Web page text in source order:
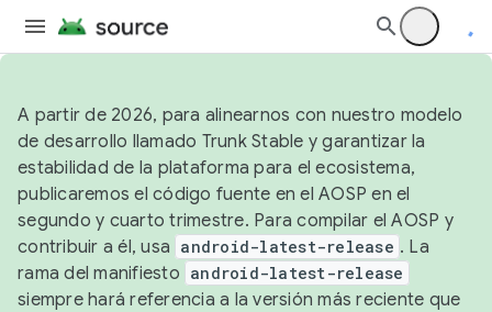
A partir de 2026, para alinearnos con nuestro modelo
de desarrollo llamado Trunk Stable y garantizar la
estabilidad de la plataforma para el ecosistema,
publicaremos el código fuente en el AOSP en el
segundo y cuarto trimestre. Para compilar el AOSP y
contribuir a él, usa android-latest-release . La
rama del manifiesto android-latest-release
siempre hará referencia a la versión más reciente que